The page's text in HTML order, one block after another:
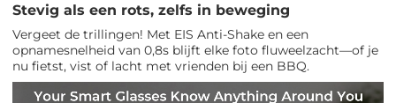
Stevig als een rots, zelfs in beweging
Vergeet de trillingen! Met EIS Anti-Shake en een
opnamesnelheid van 0,8s blijft elke foto fluweelzacht—of je
nu fietst, vist of lacht met vrienden bij een BBQ.